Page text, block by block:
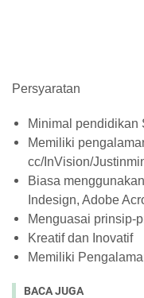
Persyaratan
Minimal pendidikan
Memiliki
cc/InVision/
Biasa
Indesign, Adobe
Menguasai prinsip-
Kreatif dan Inovatif
Memiliki
BACA JUGA